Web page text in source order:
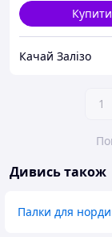
Купити
Качай Залізо
1
Дивись також
Палки для